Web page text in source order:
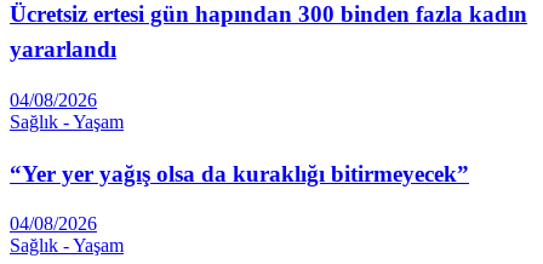
Ücretsiz ertesi gün hapından 300 binden fazla kadın
yararlandı
04/08/2026
Sağlık - Yaşam
“Yer yer yağış olsa da kuraklığı bitirmeyecek”
04/08/2026
Sağlık - Yaşam